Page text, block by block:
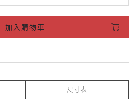
加入購物車
尺寸表